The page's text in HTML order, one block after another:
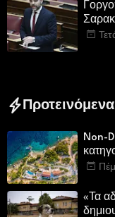
Προτεινόμενα
Non-
«Τα